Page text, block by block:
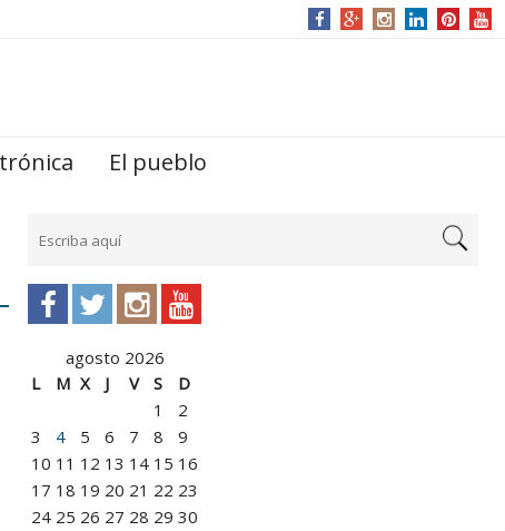
El pueblo
agosto 2026
L
M X J V S
D
1
2
3
4 5 6 7 8
9
10 11 12 13 14 15 16
17 18 19 20 21 22 23
24 25 26 27 28 29 30